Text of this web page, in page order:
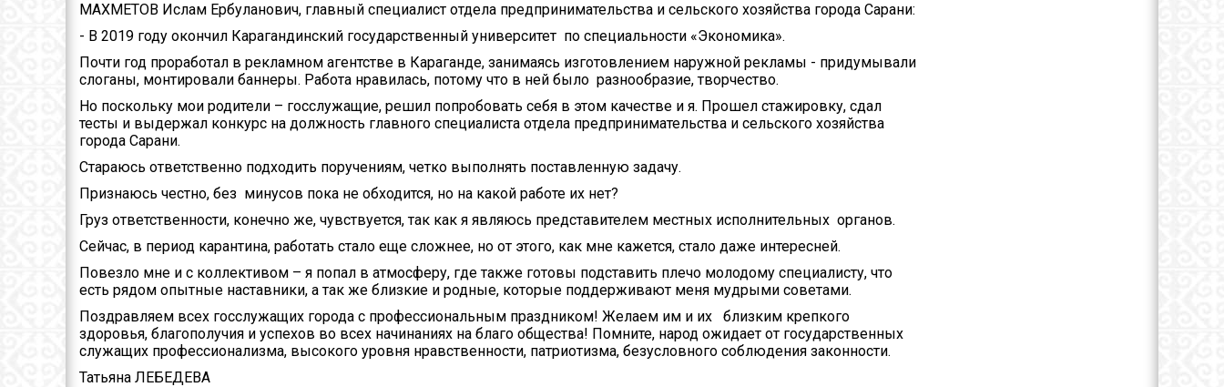
МАХМЕТОВ Ислам Ербуланович, главный специалист отдела предпринимательства и сельского хозяйства города Сарани:
- В 2019 году окончил Карагандинский государственный университет по специальности «Экономика».
Почти год проработал в рекламном агентстве в Караганде, занимаясь изготовлением наружной рекламы - придумывали
слоганы, монтировали баннеры. Работа нравилась, потому что в ней было разнообразие, творчество.
Но поскольку мои родители – госслужащие, решил попробовать себя в этом качестве и я. Прошел стажировку, сдал
тесты и выдержал конкурс на должность главного специалиста отдела предпринимательства и сельского хозяйства
города Сарани.
Стараюсь ответственно подходить поручениям, четко выполнять поставленную задачу.
Признаюсь честно, без минусов пока не обходится, но на какой работе их нет?
Груз ответственности, конечно же, чувствуется, так как я являюсь представителем местных исполнительных органов.
Сейчас, в период карантина, работать стало еще сложнее, но от этого, как мне кажется, стало даже интересней.
Повезло мне и с коллективом – я попал в атмосферу, где также готовы подставить плечо молодому специалисту, что
есть рядом опытные наставники, а так же близкие и родные, которые поддерживают меня мудрыми советами.
Поздравляем всех госслужащих города с профессиональным праздником! Желаем им и их близким крепкого
здоровья, благополучия и успехов во всех начинаниях на благо общества! Помните, народ ожидает от государственных
служащих профессионализма, высокого уровня нравственности, патриотизма, безусловного соблюдения законности.
Татьяна ЛЕБЕДЕВА